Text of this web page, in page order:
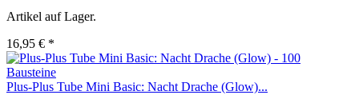
Artikel auf Lager.
16,95 € *
Plus-Plus Tube Mini Basic: Nacht Drache (Glow)...